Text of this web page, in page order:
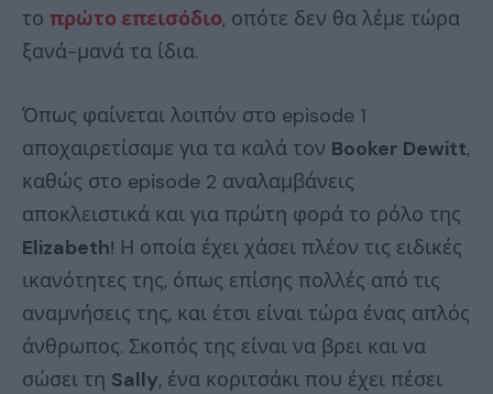
το πρώτο επεισόδιο, οπότε δεν θα λέμε τώρα
ξανά-μανά τα ίδια.
Όπως φαίνεται λοιπόν στο episode 1
αποχαιρετίσαμε για τα καλά τον Booker Dewitt,
καθώς στο episode 2 αναλαμβάνεις
αποκλειστικά και για πρώτη φορά το ρόλο της
Elizabeth! Η οποία έχει χάσει πλέον τις ειδικές
ικανότητες της, όπως επίσης πολλές από τις
αναμνήσεις της, και έτσι είναι τώρα ένας απλός
άνθρωπος. Σκοπός της είναι να βρει και να
σώσει τη Sally, ένα κοριτσάκι που έχει πέσει